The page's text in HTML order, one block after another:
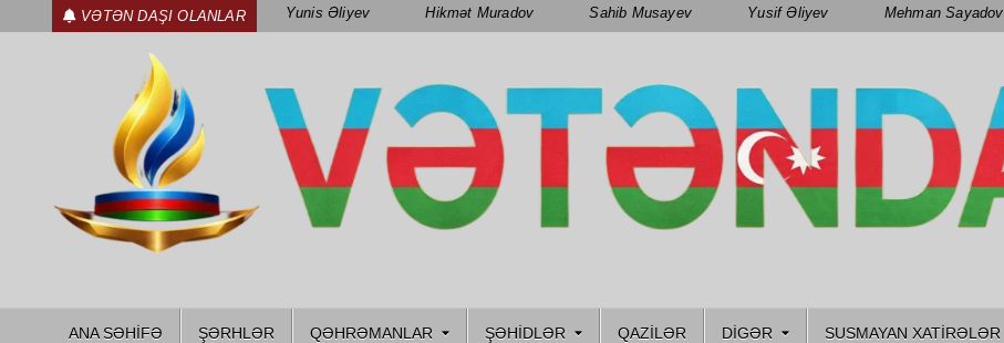
to
VƏTƏN DAŞI OLANLAR Yunis Əliyev Hikmət Muradov Sahib Musayev Yusif Əliyev Mehman Sayadov
ANA SƏHİFƏ ŞƏRHLƏR QƏHRƏMANLAR ŞƏHIDLƏR QAZILƏR DIGƏR SUSMAYAN XATİRƏLƏR